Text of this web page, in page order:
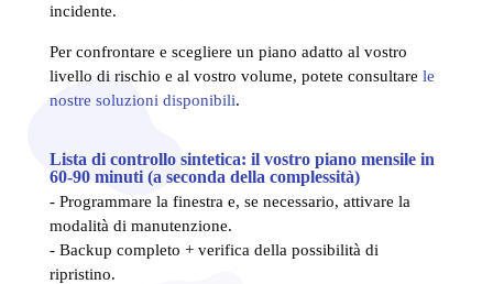
incidente.
Per confrontare e scegliere un piano adatto al vostro
livello di rischio e al vostro volume, potete consultare le
nostre soluzioni disponibili.
Lista di controllo sintetica: il vostro piano mensile in
60-90 minuti (a seconda della complessità)
- Programmare la finestra e, se necessario, attivare la
modalità di manutenzione.
- Backup completo + verifica della possibilità di
ripristino.